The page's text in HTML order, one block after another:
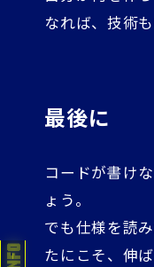
なれば、技術
最後に
コードが書け
ょう。
でも仕様を読
たにこそ、伸